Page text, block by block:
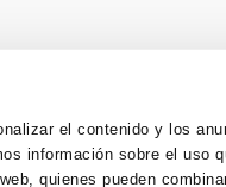
el contenido y los
información sobre el uso
quienes pueden